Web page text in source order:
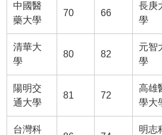
中國醫
藥大學
70 66
長庚
學
清華大
學
80 82
元智
學
陽明交
通大學
81 72
高雄
學大
台灣科
明志